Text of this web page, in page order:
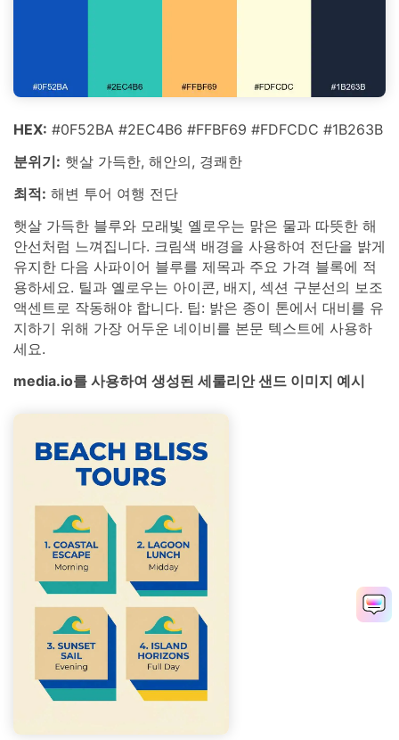
HEX: #0F52BA #2EC4B6 #FFBF69 #FDFCDC #1B263B
분위기: 햇살 가득한, 해안의, 경쾌한
최적: 해변 투어 여행 전단
햇살 가득한 블루와 모래빛 옐로우는 맑은 물과 따뜻한 해
안선처럼 느껴집니다. 크림색 배경을 사용하여 전단을 밝게
유지한 다음 사파이어 블루를 제목과 주요 가격 블록에 적
용하세요. 틸과 옐로우는 아이콘, 배지, 섹션 구분선의 보조
액센트로 작동해야 합니다. 팁: 밝은 종이 톤에서 대비를 유
지하기 위해 가장 어두운 네이비를 본문 텍스트에 사용하
세요.
media.io를 사용하여 생성된 세룰리안 샌드 이미지 예시